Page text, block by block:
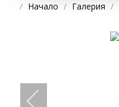
Начало Галерия